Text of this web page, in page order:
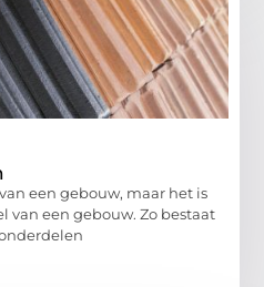
een gebouw, maar het is
van een gebouw. Zo bestaat